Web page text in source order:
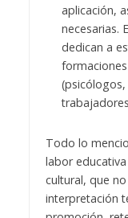
aplicación,
necesarias.
dedican a
Todo lo
labor
cultural, que
interpretación